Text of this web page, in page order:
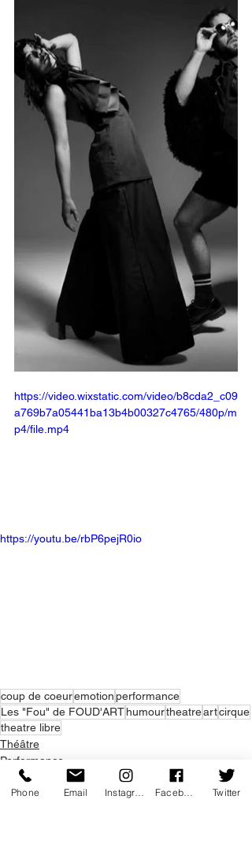
https://video.wixstatic.com/video/b8cda2_c09
a769b7a05441ba13b4b00327c4765/480p/m
p4/file.mp4
https://youtu.be/rbP6pejR0io
coup de coeuremotionperformance
Les "Fou" de FOUD'ARThumourtheatreartcirque
theatre libre
Théâtre
Performance
Rire
Phone Email Twitter